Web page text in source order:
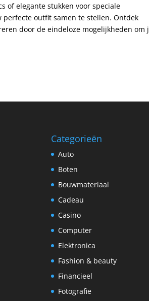
of elegante stukken voor speciale
outfit samen te stellen. Ontdek
door de eindeloze mogelijkheden om
Categorieën
Auto
Boten
Bouwmateriaal
Cadeau
Casino
Computer
Elektronica
Fashion & beauty
Financieel
Fotografie